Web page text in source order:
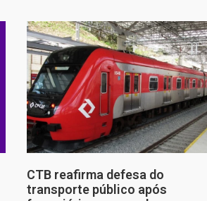
CTB reafirma defesa do
transporte público após